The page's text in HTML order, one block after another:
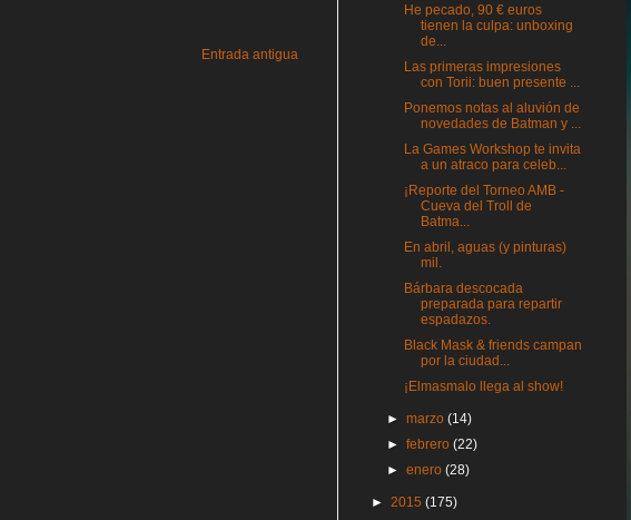
Entrada antigua
He pecado, 90 € euros
tienen la culpa: unboxing
de...
Las primeras impresiones
con Torii: buen presente ...
Ponemos notas al aluvión de
novedades de Batman y ...
La Games Workshop te invita
a un atraco para celeb...
¡Reporte del Torneo AMB -
Cueva del Troll de
Batma...
En abril, aguas (y pinturas)
mil.
Bárbara descocada
preparada para repartir
espadazos.
Black Mask & friends campan
por la ciudad...
¡Elmasmalo llega al show!
►marzo(14)
►febrero(22)
►enero(28)
► 2015 (175)